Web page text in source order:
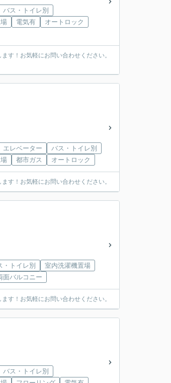
バス・トイレ別
電気有
オートロック
す！お気軽にお問い合わせください。
エレベーター
バス・トイレ別
都市ガス オートロック
す！お気軽にお問い合わせください。
・トイレ別
室内洗濯機置場
面バルコニー
す！お気軽にお問い合わせください。
バス・トイレ別